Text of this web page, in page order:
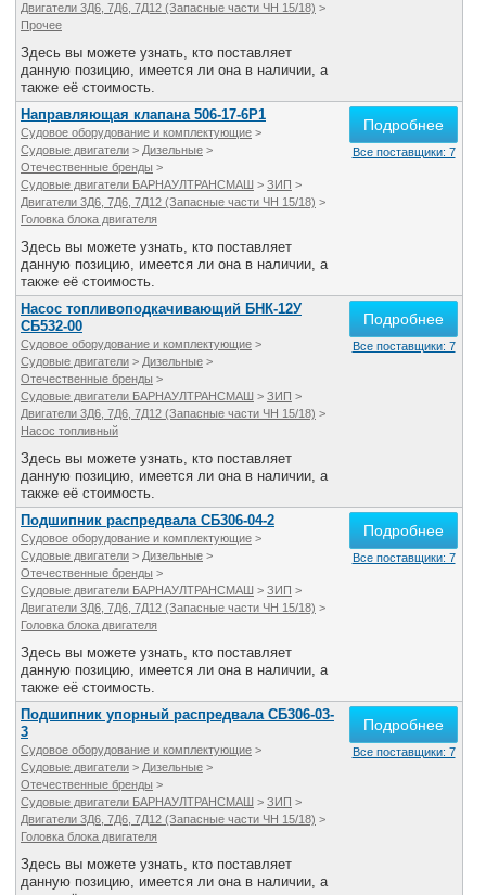
Двигатели 3Д6, 7Д6, 7Д12 (Запасные части ЧН 15/18) >
Прочее
Здесь вы можете узнать, кто поставляет
данную позицию, имеется ли она в наличии, а
также её стоимость.
Направляющая клапана 506-17-6Р1
Судовое оборудование и комплектующие >
Судовые двигатели > Дизельные >
Отечественные бренды >
Судовые двигатели БАРНАУЛТРАНСМАШ > ЗИП >
Двигатели 3Д6, 7Д6, 7Д12 (Запасные части ЧН 15/18) >
Головка блока двигателя
Здесь вы можете узнать, кто поставляет
данную позицию, имеется ли она в наличии, а
также её стоимость.
Подробнее
Все поставщики: 7
Насос топливоподкачивающий БНК-12У
CБ532-00
Судовое оборудование и комплектующие >
Судовые двигатели > Дизельные >
Отечественные бренды >
Судовые двигатели БАРНАУЛТРАНСМАШ > ЗИП >
Двигатели 3Д6, 7Д6, 7Д12 (Запасные части ЧН 15/18) >
Насос топливный
Здесь вы можете узнать, кто поставляет
данную позицию, имеется ли она в наличии, а
также её стоимость.
Подробнее
Все поставщики: 7
Подшипник распредвала СБ306-04-2
Судовое оборудование и комплектующие >
Судовые двигатели > Дизельные >
Отечественные бренды >
Судовые двигатели БАРНАУЛТРАНСМАШ > ЗИП >
Двигатели 3Д6, 7Д6, 7Д12 (Запасные части ЧН 15/18) >
Головка блока двигателя
Здесь вы можете узнать, кто поставляет
данную позицию, имеется ли она в наличии, а
также её стоимость.
Подробнее
Все поставщики: 7
Подшипник упорный распредвала СБ306-03-
3
Судовое оборудование и комплектующие >
Судовые двигатели > Дизельные >
Отечественные бренды >
Судовые двигатели БАРНАУЛТРАНСМАШ > ЗИП >
Двигатели 3Д6, 7Д6, 7Д12 (Запасные части ЧН 15/18) >
Головка блока двигателя
Здесь вы можете узнать, кто поставляет
данную позицию, имеется ли она в наличии, а
Подробнее
Все поставщики: 7